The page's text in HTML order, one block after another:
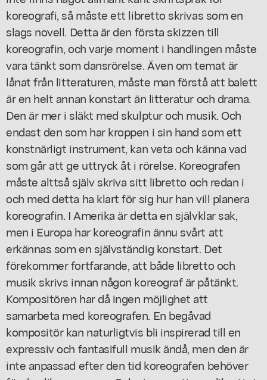
koreografi, så måste ett libretto skrivas som en
slags novell. Detta är den första skizzen till
koreografin, och varje moment i handlingen måste
vara tänkt som dansrörelse. Även om temat är
lånat från litteraturen, måste man förstå att balett
är en helt annan konstart än litteratur och drama.
Den är mer i släkt med skulptur och musik. Och
endast den som har kroppen i sin hand som ett
konstnärligt instrument, kan veta och känna vad
som går att ge uttryck åt i rörelse. Koreografen
måste alttså själv skriva sitt libretto och redan i
och med detta ha klart för sig hur han vill planera
koreografin. I Amerika är detta en självklar sak,
men i Europa har koreografin ännu svårt att
erkännas som en självständig konstart. Det
förekommer fortfarande, att både libretto och
musik skrivs innan någon koreograf är påtänkt.
Kompositören har då ingen möjlighet att
samarbeta med koreografen. En begåvad
kompositör kan naturligtvis bli inspirerad till en
expressiv och fantasifull musik ändå, men den är
inte anpassad efter den tid koreografen behöver